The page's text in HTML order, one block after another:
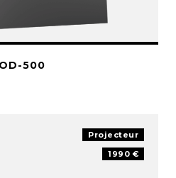
500
Projecteur
1990 €